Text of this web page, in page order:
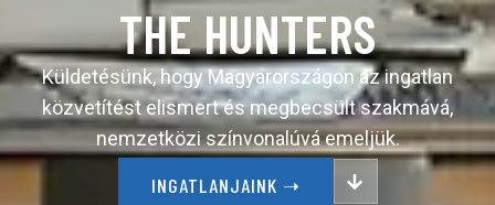
THE HUNTERS
Küldetésünk, hogy Magyarországon az ingatlan
közvetítést elismert és megbecsült szakmává,
nemzetközi színvonalúvá emeljük.
INGATLANJAINK ➝